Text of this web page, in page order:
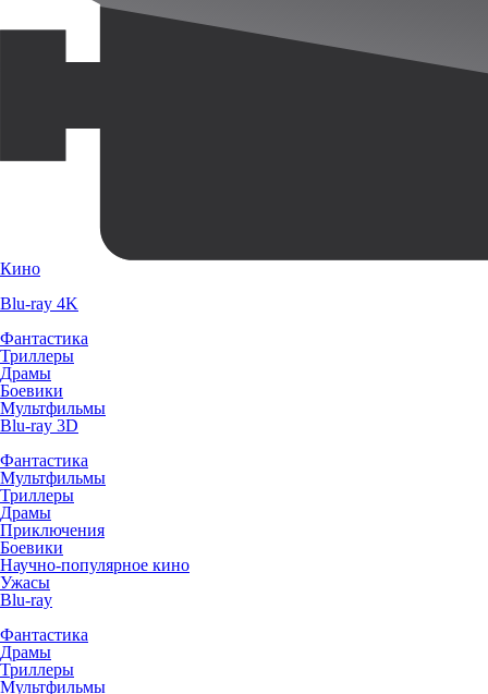
Кино
Blu-ray 4K
Фантастика
Триллеры
Драмы
Боевики
Мультфильмы
Blu-ray 3D
Фантастика
Мультфильмы
Триллеры
Драмы
Приключения
Боевики
Научно-популярное кино
Ужасы
Blu-ray
Фантастика
Драмы
Триллеры
Мультфильмы